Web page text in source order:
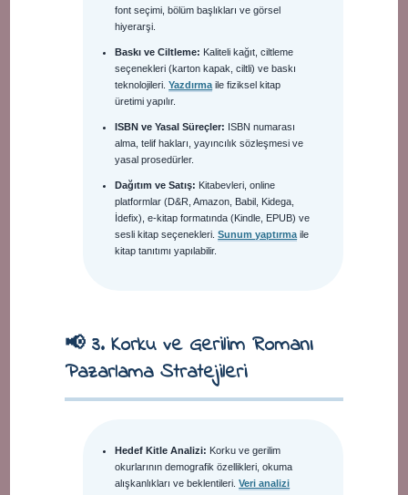
font seçimi, bölüm başlıkları ve görsel
hiyerarşi.
Baskı ve Ciltleme: Kaliteli kağıt, ciltleme
seçenekleri (karton kapak, ciltli) ve baskı
teknolojileri.Yazdırma ile fiziksel kitap
üretimi yapılır.
ISBN ve Yasal Süreçler: ISBN numarası
alma, telif hakları, yayıncılık sözleşmesi ve
yasal prosedürler.
Dağıtım ve Satış: Kitabevleri, online
platformlar (D&R, Amazon, Babil, Kidega,
İdefix), e-kitap formatında (Kindle, EPUB) ve
sesli kitap seçenekleri.Sunum yaptırma ile
kitap tanıtımı yapılabilir.
📢 3. Korku ve Gerilim Romanı
Pazarlama Stratejileri
Hedef Kitle Analizi: Korku ve gerilim
okurlarının demografik özellikleri, okuma
alışkanlıkları ve beklentileri.Veri analizi